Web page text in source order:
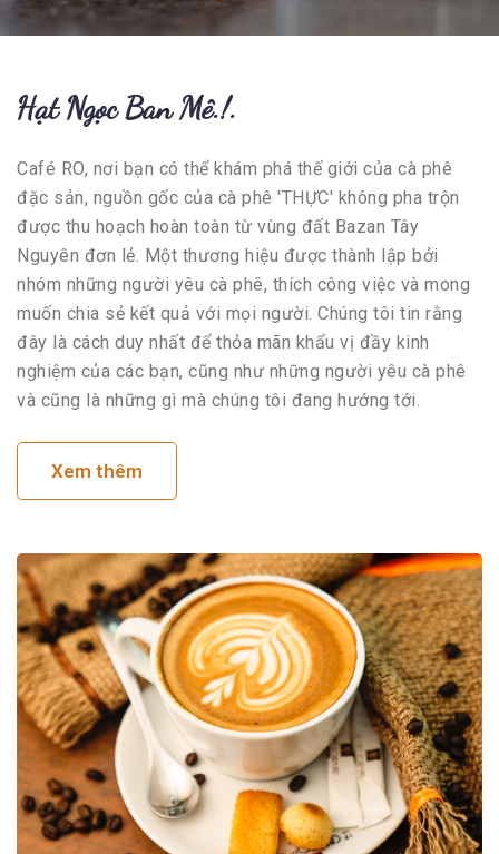
Hạt Ngọc Ban Mê.!.
Café RO, nơi bạn có thể khám phá thế giới của cà phê
đặc sản, nguồn gốc của cà phê 'THỰC' không pha trộn
được thu hoạch hoàn toàn từ vùng đất Bazan Tây
Nguyên đơn lẻ. Một thương hiệu được thành lập bởi
nhóm những người yêu cà phê, thích công việc và mong
muốn chia sẻ kết quả với mọi người. Chúng tôi tin rằng
đây là cách duy nhất để thỏa mãn khẩu vị đầy kinh
nghiệm của các bạn, cũng như những người yêu cà phê
và cũng là những gì mà chúng tôi đang hướng tới.
Xem thêm